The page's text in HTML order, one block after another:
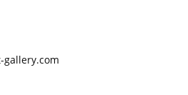
gallery.com